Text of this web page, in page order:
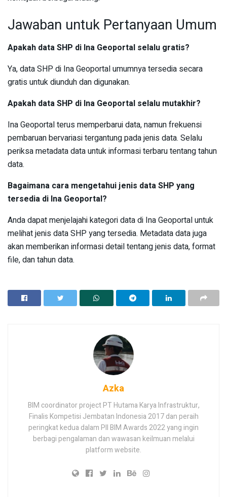
Jawaban untuk Pertanyaan Umum
Apakah data SHP di Ina Geoportal selalu gratis?
Ya, data SHP di Ina Geoportal umumnya tersedia secara
gratis untuk diunduh dan digunakan.
Apakah data SHP di Ina Geoportal selalu mutakhir?
Ina Geoportal terus memperbarui data, namun frekuensi
pembaruan bervariasi tergantung pada jenis data. Selalu
periksa metadata data untuk informasi terbaru tentang tahun
data.
Bagaimana cara mengetahui jenis data SHP yang
tersedia di Ina Geoportal?
Anda dapat menjelajahi kategori data di Ina Geoportal untuk
melihat jenis data SHP yang tersedia. Metadata data juga
akan memberikan informasi detail tentang jenis data, format
file, dan tahun data.
Azka
BIM coordinator project PT Hutama Karya Infrastruktur,
Finalis Kompetisi Jembatan Indonesia 2017 dan peraih
peringkat kedua dalam PII BIM Awards 2022 yang ingin
berbagi pengalaman dan wawasan keilmuan melalui
platform website.